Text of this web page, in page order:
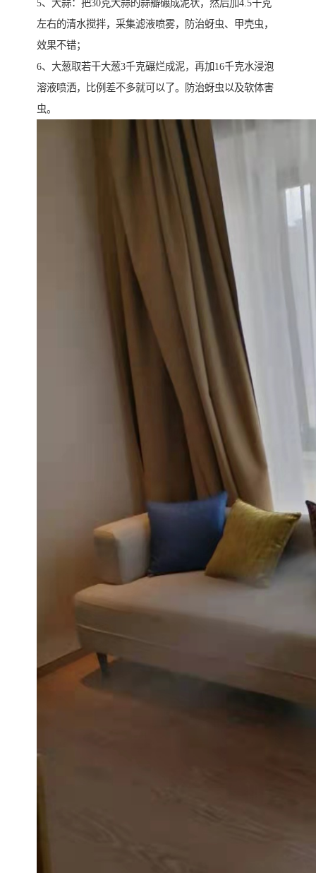
5、大蒜：把30克大蒜的蒜瓣碾成泥状，然后加4.5千克
左右的清水搅拌，采集滤液喷雾，防治蚜虫、甲壳虫，
效果不错；
6、大葱取若干大葱3千克碾烂成泥，再加16千克水浸泡
溶液喷洒，比例差不多就可以了。防治蚜虫以及软体害
虫。